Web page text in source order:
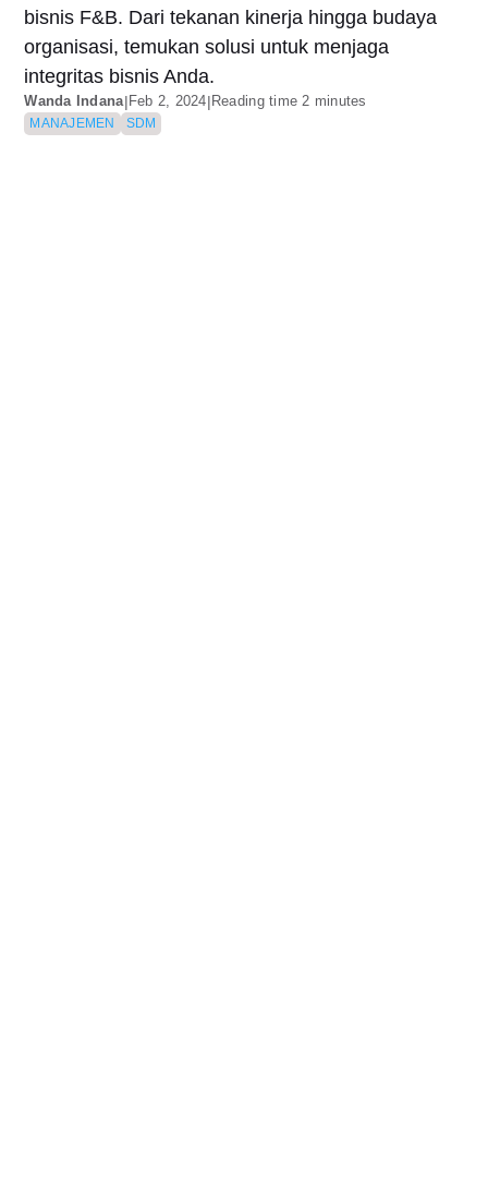
bisnis F&B. Dari tekanan kinerja hingga budaya
organisasi, temukan solusi untuk menjaga
integritas bisnis Anda.
Wanda Indana|Feb 2, 2024|Reading time 2 minutes
MANAJEMEN SDM